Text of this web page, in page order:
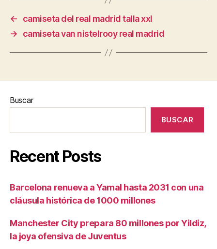
←
camiseta del real madrid talla xxl
→
camiseta van nistelrooy real madrid
Buscar
BUSCAR
Recent Posts
Barcelona renueva a Yamal hasta 2031 con una
cláusula histórica de 1000 millones
Manchester City prepara 80 millones por Yildiz,
la joya ofensiva de Juventus